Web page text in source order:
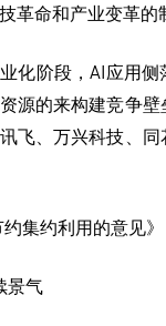
命和产业变革的
化阶段，AI应用
源的来构建竞争
飞、万兴科技、
集约利用的意见》
景气